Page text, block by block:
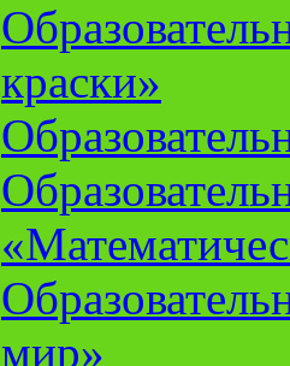
краски»
мир»